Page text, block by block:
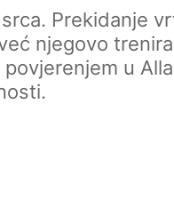
Prekidanje
njegovo